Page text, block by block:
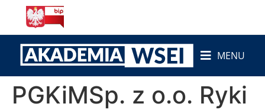
MENU
PGKiMSp. z o.o. Ryki